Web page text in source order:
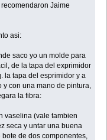
Jaime
asi:
saco yo un molde para
de la tapa del exprimidor
la tapa del esprimidor y a
con una mano de pintura,
la fibra:
vaselina (vale tambien
seca y untar una buena
de dos componentes,